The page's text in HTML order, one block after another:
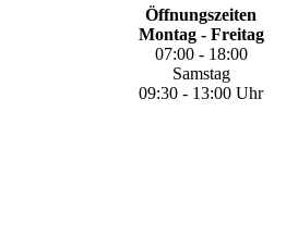
Öffnungszeiten
Montag - Freitag
07:00 - 18:00
Samstag
09:30 - 13:00 Uhr